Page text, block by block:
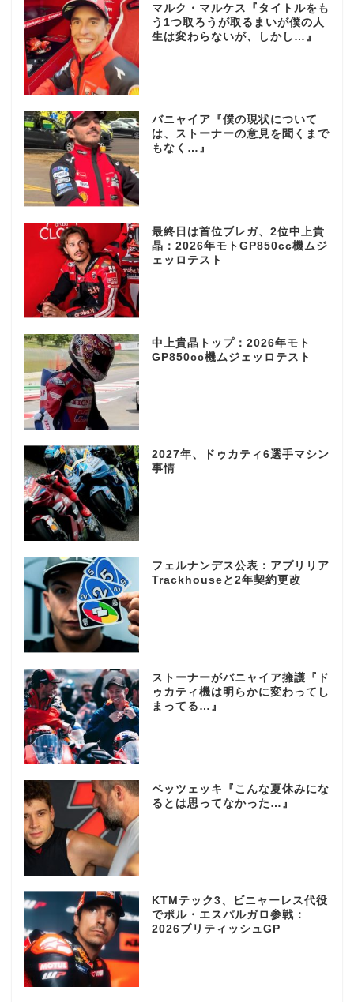
マルク・マルケス『タイトルをも
う1つ取ろうが取るまいが僕の人
生は変わらないが、しかし…』
バニャイア『僕の現状について
は、ストーナーの意見を聞くまで
もなく…』
最終日は首位ブレガ、2位中上貴
晶：2026年モトGP850cc機ムジ
ェッロテスト
中上貴晶トップ：2026年モト
GP850cc機ムジェッロテスト
2027年、ドゥカティ6選手マシン
事情
フェルナンデス公表：アプリリア
Trackhouseと2年契約更改
ストーナーがバニャイア擁護『ド
ゥカティ機は明らかに変わってし
まってる…』
ベッツェッキ『こんな夏休みにな
るとは思ってなかった…』
KTMテック3、ビニャーレス代役
でポル・エスパルガロ参戦：
2026ブリティッシュGP